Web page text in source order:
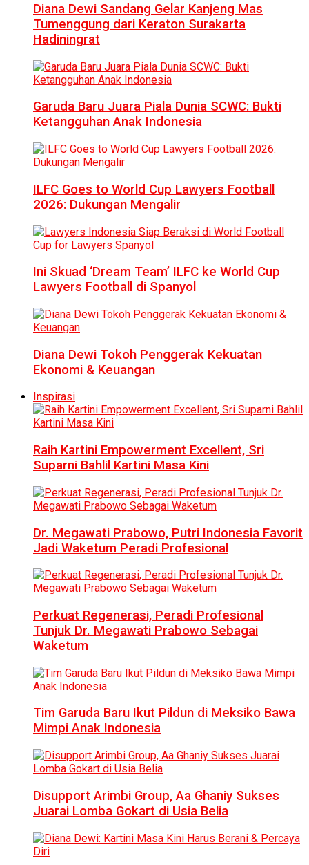
Diana Dewi Sandang Gelar Kanjeng Mas
Tumenggung dari Keraton Surakarta
Hadiningrat
Garuda Baru Juara Piala Dunia SCWC: Bukti
Ketangguhan Anak Indonesia
ILFC Goes to World Cup Lawyers Football
2026: Dukungan Mengalir
Ini Skuad ‘Dream Team’ ILFC ke World Cup
Lawyers Football di Spanyol
Diana Dewi Tokoh Penggerak Kekuatan
Ekonomi & Keuangan
Inspirasi
Raih Kartini Empowerment Excellent, Sri
Suparni Bahlil Kartini Masa Kini
Dr. Megawati Prabowo, Putri Indonesia Favorit
Jadi Waketum Peradi Profesional
Perkuat Regenerasi, Peradi Profesional
Tunjuk Dr. Megawati Prabowo Sebagai
Waketum
Tim Garuda Baru Ikut Pildun di Meksiko Bawa
Mimpi Anak Indonesia
Disupport Arimbi Group, Aa Ghaniy Sukses
Juarai Lomba Gokart di Usia Belia